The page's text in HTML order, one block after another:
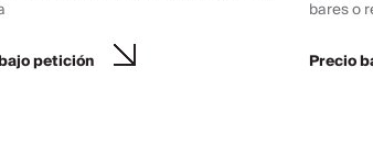
petición
bares o
Precio